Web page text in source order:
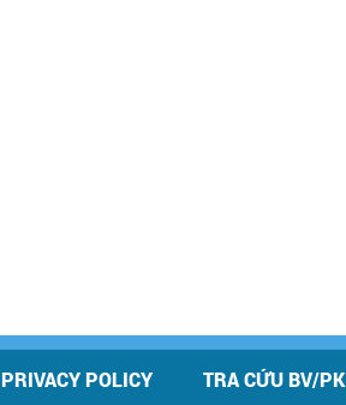
PRIVACY POLICY TRA CỨU BV/PK